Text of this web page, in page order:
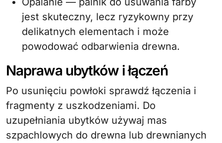
jest skuteczny, lecz ryzykowny przy
delikatnych elementach i może
powodować odbarwienia drewna.
Naprawa ubytków i łączeń
Po usunięciu powłoki sprawdź łączenia i
fragmenty z uszkodzeniami. Do
uzupełniania ubytków używaj mas
szpachlowych do drewna lub drewnianych